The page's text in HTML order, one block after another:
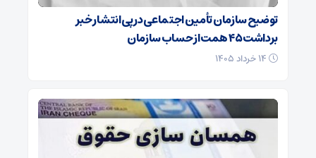
توضیح سازمان تأمین اجتماعی در پی انتشار خبر
برداشت ۴۵ همت از حساب سازمان